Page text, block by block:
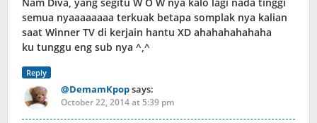
Nam Diva, yang segitu W O W nya kalo lagi nada tinggi
semua nyaaaaaaaa terkuak betapa somplak nya kalian
saat Winner TV di kerjain hantu XD ahahahahahaha
ku tunggu eng sub nya ^,^
Reply
@DemamKpopsays:
October 22, 2014 at 5:39 pm